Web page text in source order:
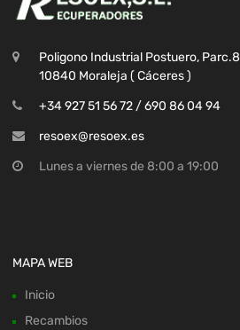
Poligono Industrial Postuero, Parc.8
10840 Moraleja ( Cáceres )
+34 927 51 56 72 / 690 86 04 94
resoex@resoex.es
Lunes a viernes de 8:00 a 19:00
MAPA WEB
Inicio
Recambios